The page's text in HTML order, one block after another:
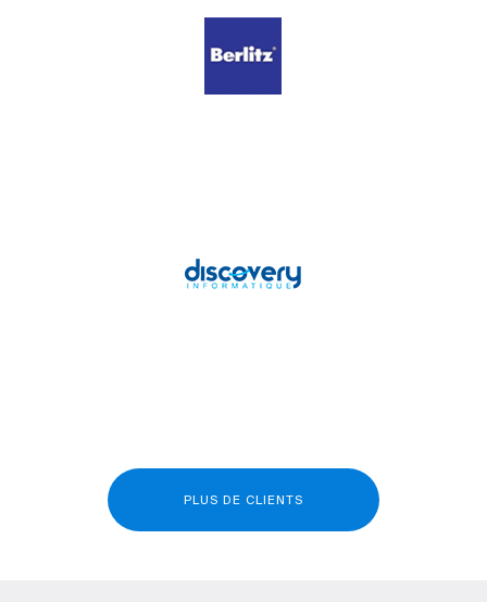
PLUS DE CLIENTS